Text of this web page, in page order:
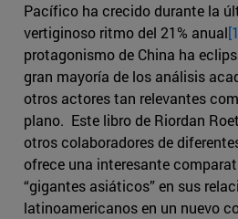
Pacífico ha crecido durante la
vertiginoso ritmo del 21% anual
protagonismo de China ha
gran mayoría de los análisis
otros actores tan relevantes
plano. Este libro de Riordan
otros colaboradores de
ofrece una interesante
“gigantes asiáticos” en sus
latinoamericanos en un nuevo